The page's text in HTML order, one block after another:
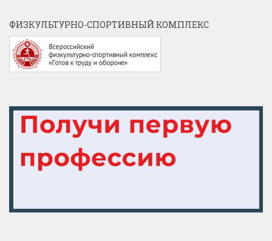
ФИЗКУЛЬТУРНО-СПОРТИВНЫЙ КОМПЛЕКС